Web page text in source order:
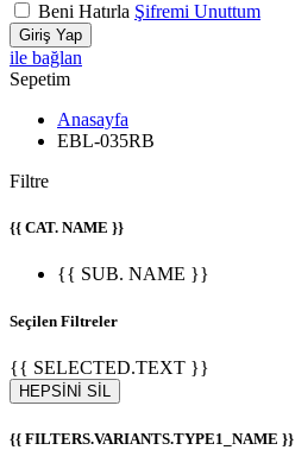
Beni Hatırla Şifremi Unuttum
Giriş Yap
ile bağlan
Sepetim
Anasayfa
EBL-035RB
Filtre
{{ CAT. NAME }}
{{ SUB. NAME }}
Seçilen Filtreler
{{ SELECTED.TEXT }}
HEPSİNİ SİL
{{ FILTERS.VARIANTS.TYPE1_NAME }}